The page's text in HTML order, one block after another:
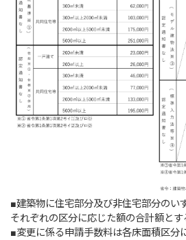
■建築物に住宅部分及び非住宅部分のい
それぞれの区分に応じた額の合計額とす
■変更に係る申請手数料は各床面積区分